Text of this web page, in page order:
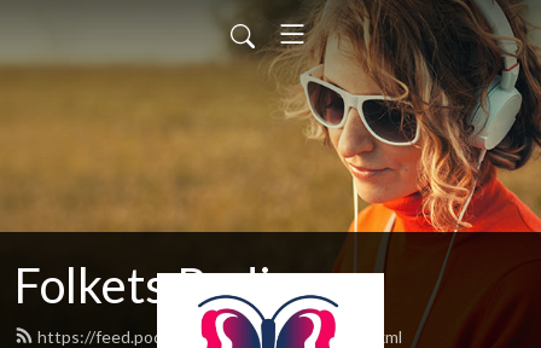
Folkets Radio
https://feed.podbean.com/folketsradio/feed.xml